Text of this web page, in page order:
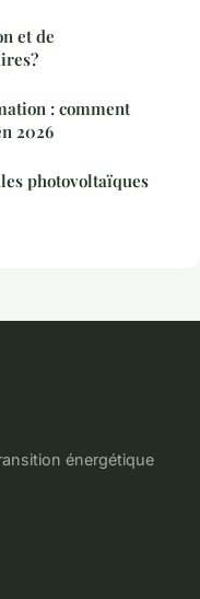
et de
: comment
2026
photovoltaïques
énergétique